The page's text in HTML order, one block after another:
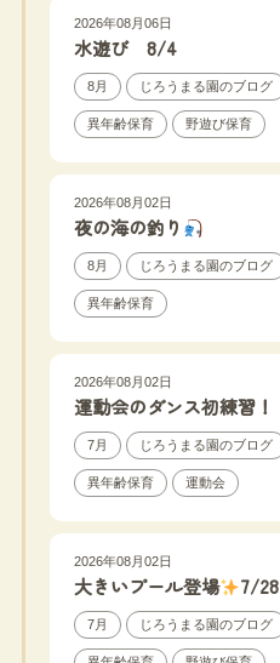
2026年08月06日
水遊び 8/4
8月 じろうまる園のブログ
異年齢保育 野遊び保育
2026年08月02日
夜の海の釣り
8月 じろうまる園のブログ
異年齢保育
2026年08月02日
運動会のダンス初練習！
7月 じろうまる園のブログ
異年齢保育 運動会
2026年08月02日
大きいプール登場 7/28
7月 じろうまる園のブログ